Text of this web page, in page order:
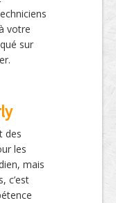
votre
sur
des
les
mais
c’est